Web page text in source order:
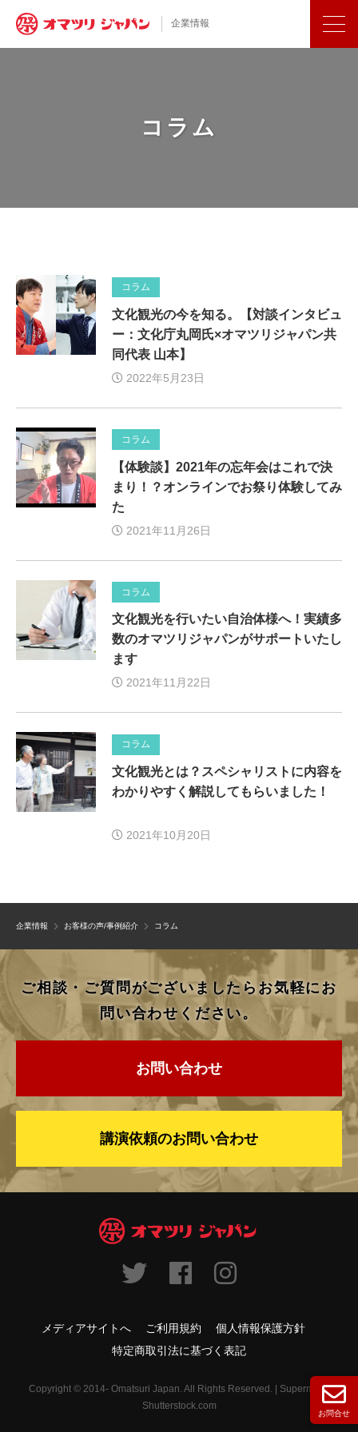
企業情報
コラム
コラム
文化観光の今を知る。【対談インタビュ
ー：文化庁丸岡氏×オマツリジャパン共
同代表 山本】
2022年5月23日
コラム
【体験談】2021年の忘年会はこれで決
まり！？オンラインでお祭り体験してみ
た
2021年11月26日
コラム
文化観光を行いたい自治体様へ！実績多
数のオマツリジャパンがサポートいたし
ます
2021年11月22日
コラム
文化観光とは？スペシャリストに内容を
わかりやすく解説してもらいました！
2021年10月20日
お問合せ
企業情報 お客様の声/事例紹介 コラム
ご相談・ご質問がございましたらお気軽にお
問い合わせください。
お問い合わせ
講演依頼のお問い合わせ
メディアサイトへ ご利用規約
個人情報保護方針
特定商取引法に基づく表記
Copyright © 2014- Omatsuri Japan. All Rights Reserved. | Supermop /
Shutterstock.com